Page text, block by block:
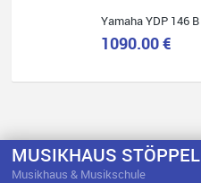
Quelle: Google-Rezension
1090.00 €
MUSIKHAUS STÖPPEL
Musikhaus & Musikschule